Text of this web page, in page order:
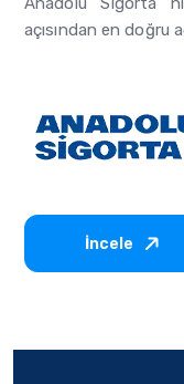
açısından en doğru
İncele